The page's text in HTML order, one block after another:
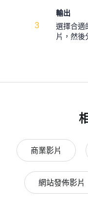
3
輸出
選擇合適
片，然後
商業影片
網站發佈影片